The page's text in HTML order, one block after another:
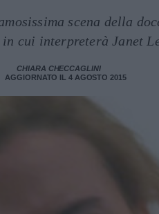
scena della
cui interpreterà Janet
CHIARA CHECCAGLINI
AGGIORNATO IL 4 AGOSTO 2015